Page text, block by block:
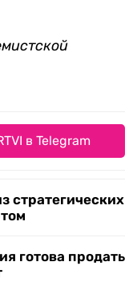
в Telegram
стратегических
готова продать